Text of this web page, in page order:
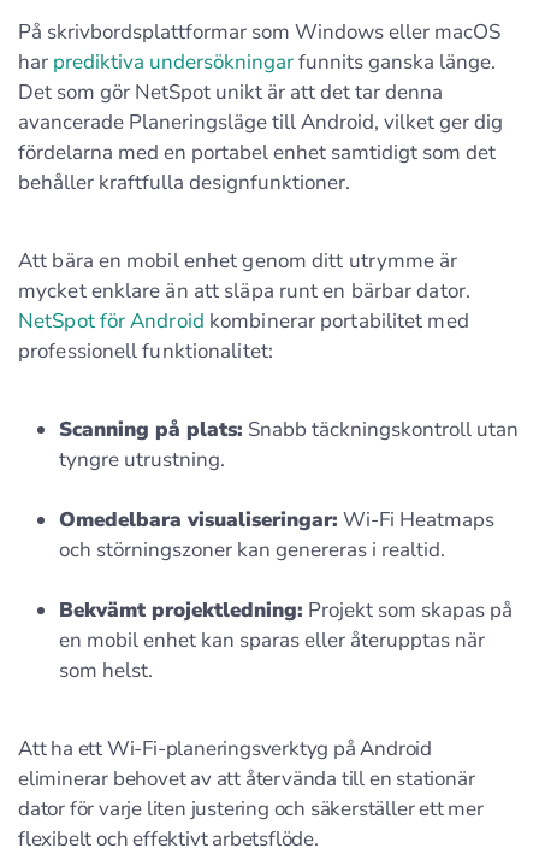
På skrivbordsplattformar som Windows eller macOS
har prediktiva undersökningarfunnits ganska länge.
Det som gör NetSpot unikt är att det tar denna
avancerade Planeringsläge till Android, vilket ger dig
fördelarna med en portabel enhet samtidigt som det
behåller kraftfulla designfunktioner.
Att bära en mobil enhet genom ditt utrymme är
mycket enklare än att släpa runt en bärbar dator.
NetSpot för Android kombinerar portabilitet med
professionell funktionalitet:
Scanning på plats: Snabb täckningskontroll utan
tyngre utrustning.
Omedelbara visualiseringar: Wi-Fi Heatmaps
och störningszoner kan genereras i realtid.
Bekvämt projektledning: Projekt som skapas på
en mobil enhet kan sparas eller återupptas när
som helst.
Att ha ett Wi-Fi-planeringsverktyg på Android
eliminerar behovet av att återvända till en stationär
dator för varje liten justering och säkerställer ett mer
flexibelt och effektivt arbetsflöde.